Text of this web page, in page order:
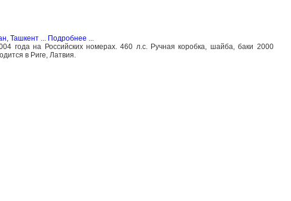
Ташкент... Подробнее ...
года на Российских номерах. 460 л.с. Ручная коробка, шайба, баки 2000
в Риге, Латвия.